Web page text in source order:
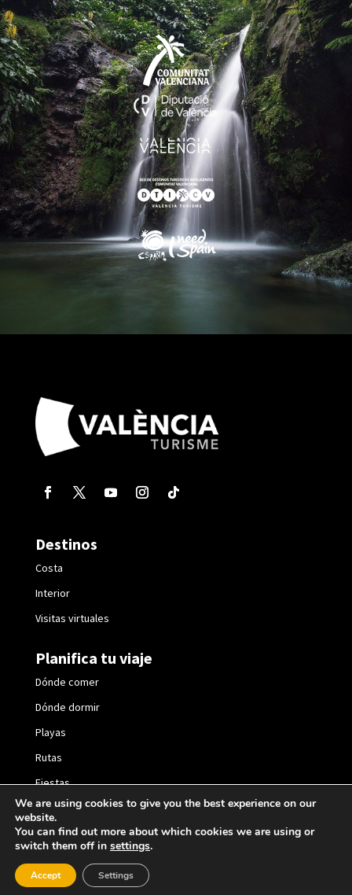
Destinos
Costa
Interior
Visitas virtuales
Planifica tu viaje
Dónde comer
Dónde dormir
Playas
Rutas
Fiestas
2021 © València Turisme |
Política de cookies
We are using cookies to give you the best experience on our
website.
You can find out more about which cookies we are using or
switch them off in settings.
Accept Settings